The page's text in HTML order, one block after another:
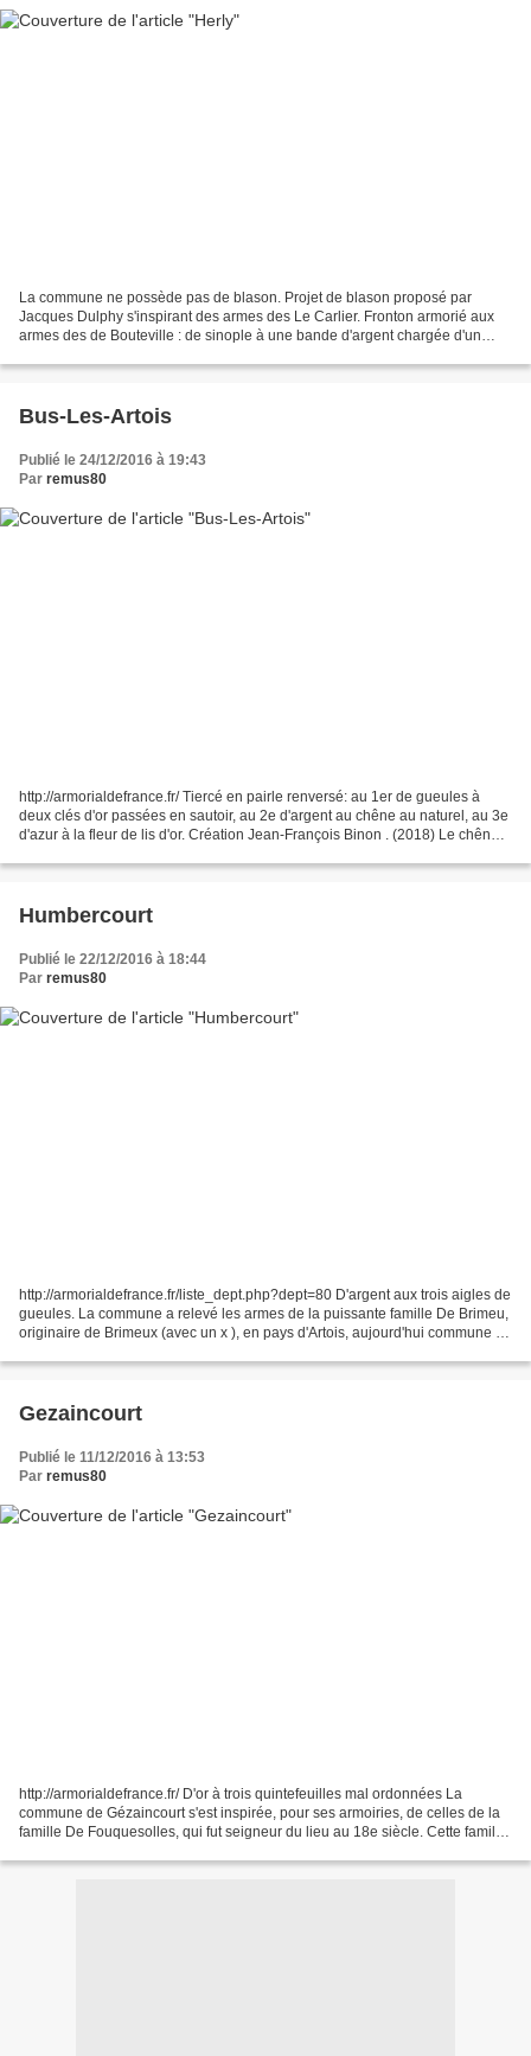
La commune ne possède pas de blason. Projet de blason proposé par
Jacques Dulphy s'inspirant des armes des Le Carlier. Fronton armorié aux
armes des de Bouteville : de sinople à une bande d'argent chargée d'un
Bus-Les-Artois
Publié le 24/12/2016 à 19:43
Par remus80
http://armorialdefrance.fr/ Tiercé en pairle renversé: au 1er de gueules à
deux clés d'or passées en sautoir, au 2e d'argent au chêne au naturel, au 3e
d'azur à la fleur de lis d'or. Création Jean-François Binon . (2018) Le chêne
Humbercourt
Publié le 22/12/2016 à 18:44
Par remus80
http://armorialdefrance.fr/liste_dept.php?dept=80 D'argent aux trois aigles de
gueules. La commune a relevé les armes de la puissante famille De Brimeu,
originaire de Brimeux (avec un x ), en pays d'Artois, aujourd'hui commune du
Gezaincourt
Publié le 11/12/2016 à 13:53
Par remus80
http://armorialdefrance.fr/ D'or à trois quintefeuilles mal ordonnées La
commune de Gézaincourt s'est inspirée, pour ses armoiries, de celles de la
famille De Fouquesolles, qui fut seigneur du lieu au 18e siècle. Cette famille